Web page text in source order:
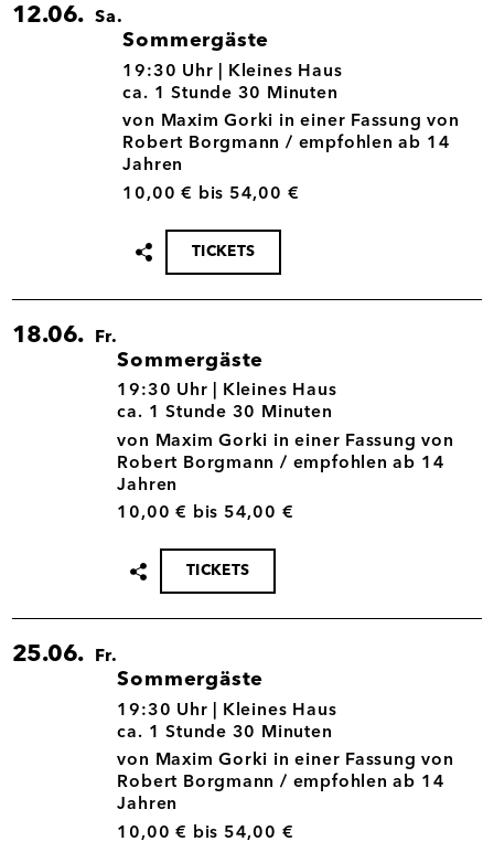
12.06. Sa.
Sommergäste
12.06.
19:30 Uhr |
Kleines Haus
ca. 1 Stunde 30 Minuten
von Maxim Gorki in einer Fassung von
Robert Borgmann / empfohlen ab 14
Jahren
10,00 € bis 54,00 €
Termin
teilen
TICKETS
18.06. Fr.
Sommergäste
18.06.
19:30 Uhr |
Kleines Haus
ca. 1 Stunde 30 Minuten
von Maxim Gorki in einer Fassung von
Robert Borgmann / empfohlen ab 14
Jahren
10,00 € bis 54,00 €
Termin
teilen
TICKETS
25.06. Fr.
Sommergäste
25.06.
19:30 Uhr |
Kleines Haus
ca. 1 Stunde 30 Minuten
von Maxim Gorki in einer Fassung von
Robert Borgmann / empfohlen ab 14
Jahren
10,00 € bis 54,00 €